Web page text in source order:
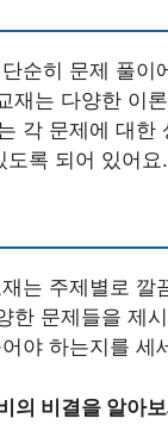
순히 문제 풀
재는 다양한 이
각 문제에 대
도록 되어 있어요.
는 주제별로
한 문제들을 제
야 하는지를 세
의 비결을 알아